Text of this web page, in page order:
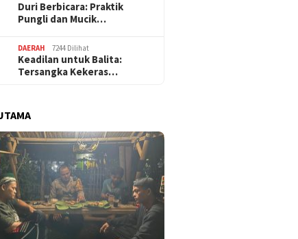
Duri Berbicara: Praktik
Pungli dan Mucik…
DAERAH 7244 Dilihat
Keadilan untuk Balita:
Tersangka Kekeras…